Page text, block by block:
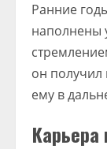
Ранние
наполнены
он
ему в